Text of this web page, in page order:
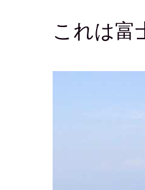
これは富